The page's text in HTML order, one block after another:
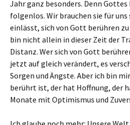
Jahr ganz besonders. Denn
folgenlos. Wir brauchen sie für
einlässt, sich von Gott berühren
bin nicht allein in dieser Zeit der
Distanz. Wer sich von Gott
jetzt auf gleich verändert, es
Sorgen und Ängste. Aber ich bin
berührt ist, der hat Hoffnung, der
Monate mit Optimismus und